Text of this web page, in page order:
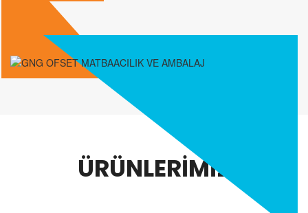
ÜRÜNLERİMİZ